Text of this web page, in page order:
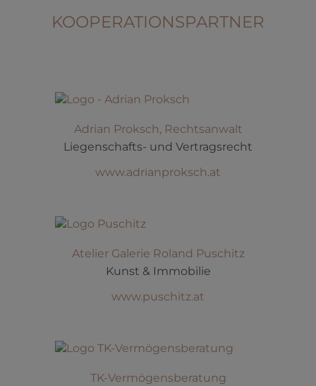
KOOPERATIONSPARTNER
Adrian Proksch, Rechtsanwalt
Liegenschafts- und Vertragsrecht
www.adrianproksch.at
Atelier Galerie Roland Puschitz
Kunst & Immobilie
www.puschitz.at
TK-Vermögensberatung